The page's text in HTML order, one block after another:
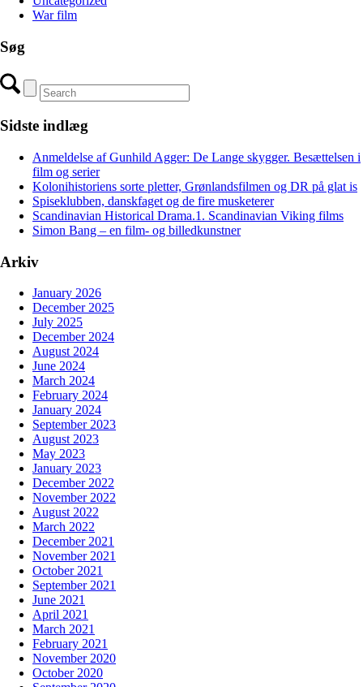
War film
Søg
Sidste indlæg
Anmeldelse af Gunhild Agger: De Lange skygger. Besættelsen i
film og serier
Kolonihistoriens sorte pletter, Grønlandsfilmen og DR på glat is
Spiseklubben, danskfaget og de fire musketerer
Scandinavian Historical Drama.1. Scandinavian Viking films
Simon Bang – en film- og billedkunstner
Arkiv
January 2026
December 2025
July 2025
December 2024
August 2024
June 2024
March 2024
February 2024
January 2024
September 2023
August 2023
May 2023
January 2023
December 2022
November 2022
August 2022
March 2022
December 2021
November 2021
October 2021
September 2021
June 2021
April 2021
March 2021
February 2021
November 2020
October 2020